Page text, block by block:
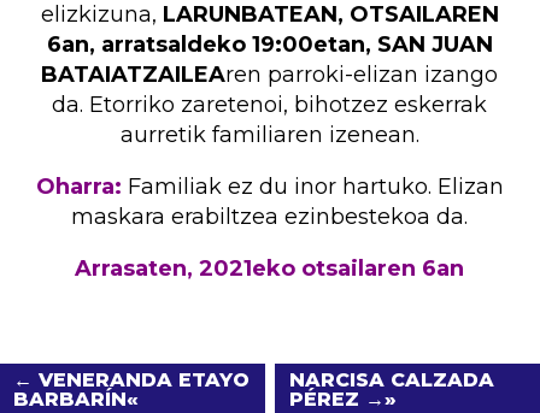
elizkizuna, LARUNBATEAN, OTSAILAREN
6an, arratsaldeko 19:00etan, SAN JUAN
BATAIATZAILEAren parroki-elizan izango
da. Etorriko zaretenoi, bihotzez eskerrak
aurretik familiaren izenean.
Oharra: Familiak ez du inor hartuko. Elizan
maskara erabiltzea ezinbestekoa da.
Arrasaten, 2021eko otsailaren 6an
← VENERANDA ETAYO
BARBARÍN
NARCISA CALZADA
PÉREZ →